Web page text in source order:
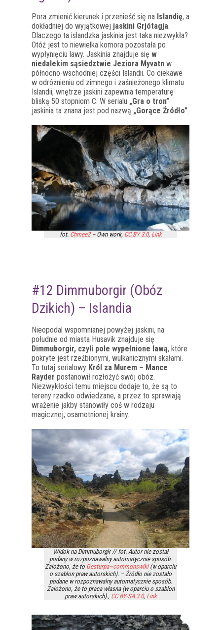
Pora zmienić kierunek i przenieść się na Islandię, a
dokładniej do wyjątkowej jaskini Grjótagja.
Dlaczego ta islandzka jaskinia jest taka niezwykła?
Otóż jest to niewielka komora pozostała po
wypłynięciu lawy. Jaskinia znajduje się w
niedalekim sąsiedztwie Jeziora Myvatn w
północno-wschodniej części Islandii. Co ciekawe
w odróżnieniu od zimnego i zaśnieżonego klimatu
Islandii, wnętrze jaskini zapewnia temperaturę
bliską 50 stopniom C. W serialu „Gra o tron”
jaskinia ta znana jest pod nazwą „Gorące Źródło”.
fot. Chmee2– Own work, CC BY 3.0, Link
#12 Dimmuborgir (Obóz
Dzikich) – Islandia
Nieopodal wspomnianej powyżej jaskini, na
południe od miasta Husavik znajduje się
Dimmuborgir, czyli pole wypełnione lawą, które
pokryte jest rzeźbionymi, wulkanicznymi skałami.
To tutaj serialowy Król za Murem – Mance
Rayder postanowił rozłożyć swój obóz.
Niezwykłości temu miejscu dodaje to, że są to
tereny rzadko odwiedzane, a przez to sprawiają
wrażenie jakby stanowiły coś w rodzaju
magicznej, osamotnionej krainy.
Widok na Dimmuborgir // fot. Autor nie został
podany w rozpoznawalny automatycznie sposób.
Założono, że to Gesturpa~commonswiki(w oparciu
o szablon praw autorskich). – Źródło nie zostało
podane w rozpoznawalny automatycznie sposób.
Założono, że to praca własna (w oparciu o szablon
praw autorskich)., CC BY-SA 3.0, Link